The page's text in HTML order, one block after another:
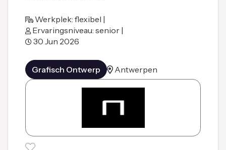
Werkplek: flexibel |
Ervaringsniveau: senior |
30 Jun 2026
Grafisch Ontwerp Antwerpen